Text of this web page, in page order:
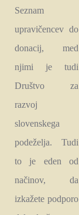
Seznam
upravičencev do
donacij, med
njimi je tudi
Društvo za
razvoj
slovenskega
podeželja. Tudi
to je eden od
načinov, da
izkažete podporo